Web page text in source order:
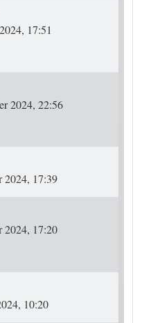
17:51
2024, 22:56
2024, 17:39
2024, 17:20
10:20